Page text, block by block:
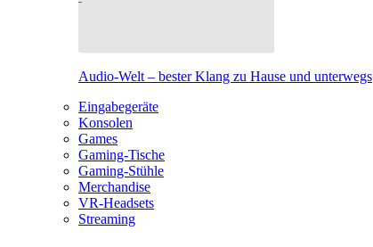
Audio-Welt – bester Klang zu Hause und unterwegs
Eingabegeräte
Konsolen
Games
Gaming-Tische
Gaming-Stühle
Merchandise
VR-Headsets
Streaming